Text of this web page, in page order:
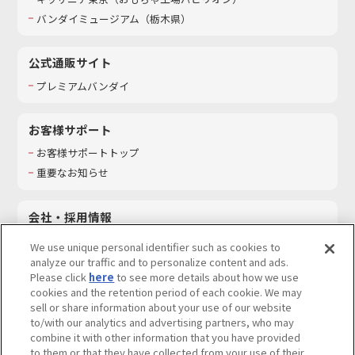
バンダイミュージアム（栃木県）
公式通販サイト
プレミアムバンダイ
お客様サポート
お客様サポートトップ
重要なお知らせ
会社・採用情報
採用情報
サステナビリティ
お問い合わせ
We use unique personal identifier such as cookies to
analyze our traffic and to personalize content and ads.
Please click here to see more details about how we use
cookies and the retention period of each cookie. We may
sell or share information about your use of our website
to/with our analytics and advertising partners, who may
combine it with other information that you have provided